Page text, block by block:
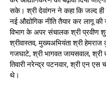
सके। श्री देवांगन ने कहा कि जल्द ही
नई औद्योगिक नीति तैयार कर लागू की
विभाग के अपर संचालक श्री प्रवीण
श्रीवास्तव, मुख्यअभियंता श्री
गजघाटे, श्री भागवत जायसवाल,
तिवारी नरेन्द्र पटनवार, श्री एन
थे।